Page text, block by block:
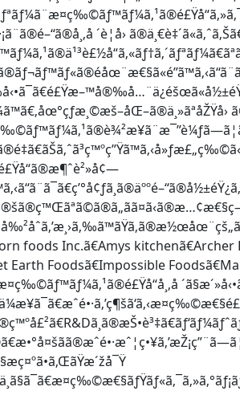
´è¦å›
foods Inc.ã€Amys
Earth Foodsã€Impossible